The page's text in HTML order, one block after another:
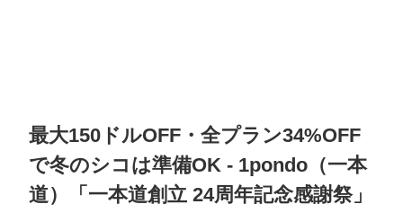
最大150ドルOFF・全プラン34%OFF
で冬のシコは準備OK- 1pondo（一本
道）
「一本道創立 24周年記念感謝祭」